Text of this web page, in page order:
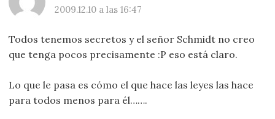
2009.12.10 a las 16:47
Todos tenemos secretos y el señor Schmidt no creo
que tenga pocos precisamente :P eso está claro.
Lo que le pasa es cómo el que hace las leyes las hace
para todos menos para él…….